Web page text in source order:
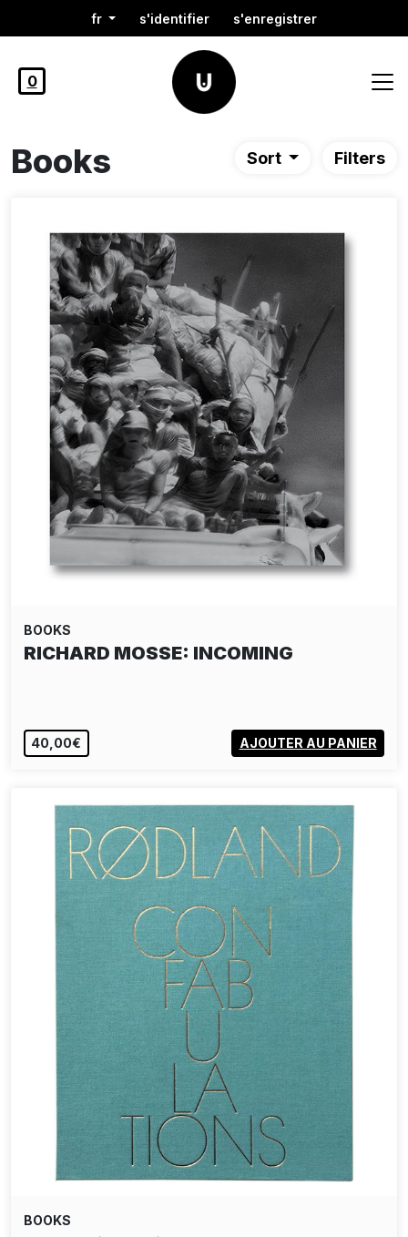
fr s'identifier s'enregistrer
0
Books Sort Filters
BOOKS
BEAT STREULI : PUBLIC WORKS 1996 -
40,00€ AJOUTER AU PANIER
BOOKS